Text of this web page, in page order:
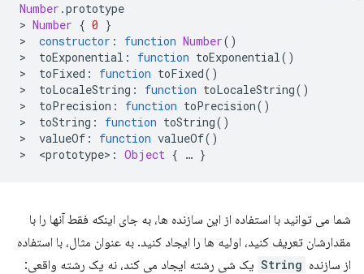
Number .prototype
> Number { 0 }
>
constructor : function Number()
>
toExponential : function toExponential()
>
toFixed : function toFixed()
>
toLocaleString : function toLocaleString()
>
toPrecision : function toPrecision()
>
toString : function toString()
>
valueOf : function valueOf()
>
<prototype> : Object { … }
شما می توانید با استفاده از این سازنده ها، به جای اینکه فقط آنها را با
مقدارشان تعریف کنید، اولیه ها را ایجاد کنید. به عنوان مثال، با استفاده
از سازنده String یک شی رشته ایجاد می کند، نه یک رشته واقعی: